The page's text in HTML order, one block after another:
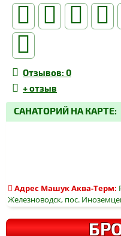
Отзывов: 0
+отзыв
САНАТОРИЙ НА КАРТЕ:
Адрес Машук Аква-Терм:
Железноводск, пос.